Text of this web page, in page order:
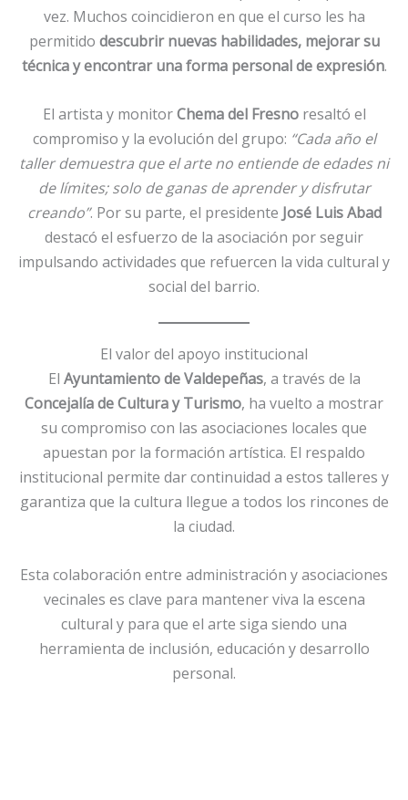
vez. Muchos coincidieron en que el curso les ha
permitido descubrir nuevas habilidades, mejorar su
técnica y encontrar una forma personal de expresión.
El artista y monitorChema del Fresnoresaltó el
compromiso y la evolución del grupo: “Cada año el
taller demuestra que el arte no entiende de edades ni
de límites; solo de ganas de aprender y disfrutar
creando”. Por su parte, el presidente José Luis Abad
destacó el esfuerzo de la asociación por seguir
impulsando actividades que refuercen la vida cultural y
social del barrio.
El valor del apoyo institucional
El Ayuntamiento de Valdepeñas, a través de la
Concejalía de Cultura y Turismo, ha vuelto a mostrar
su compromiso con las asociaciones locales que
apuestan por la formación artística. El respaldo
institucional permite dar continuidad a estos talleres y
garantiza que la cultura llegue a todos los rincones de
la ciudad.
Esta colaboración entre administración y asociaciones
vecinales es clave para mantener viva la escena
cultural y para que el arte siga siendo una
herramienta de inclusión, educación y desarrollo
personal.